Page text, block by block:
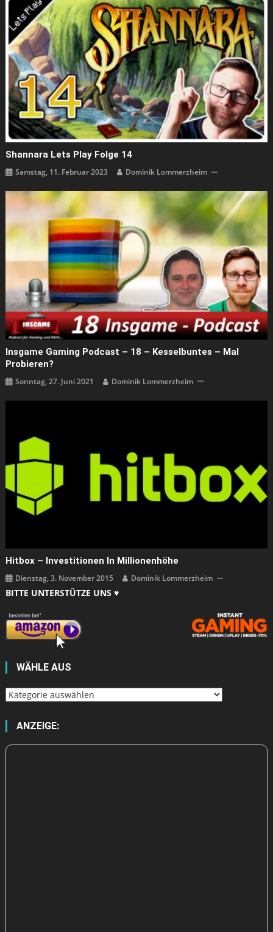
Shannara Lets Play Folge 14
Samstag, 11. Februar 2023 Dominik Lommerzheim
Insgame Gaming Podcast – 18 – Kesselbuntes – Mal
Probieren?
Sonntag, 27. Juni 2021 Dominik Lommerzheim
Hitbox – Investitionen In Millionenhöhe
Dienstag, 3. November 2015 Dominik Lommerzheim
BITTE UNTERSTÜTZE UNS ♥
WÄHLE AUS
Wähle
ANZEIGE: